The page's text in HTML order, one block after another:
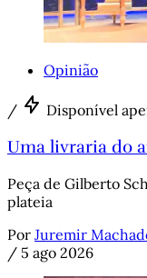
Opinião
/ Disponível
Uma livraria do
Peça de Gilberto
plateia
Por Juremir
/ 5 ago 2026